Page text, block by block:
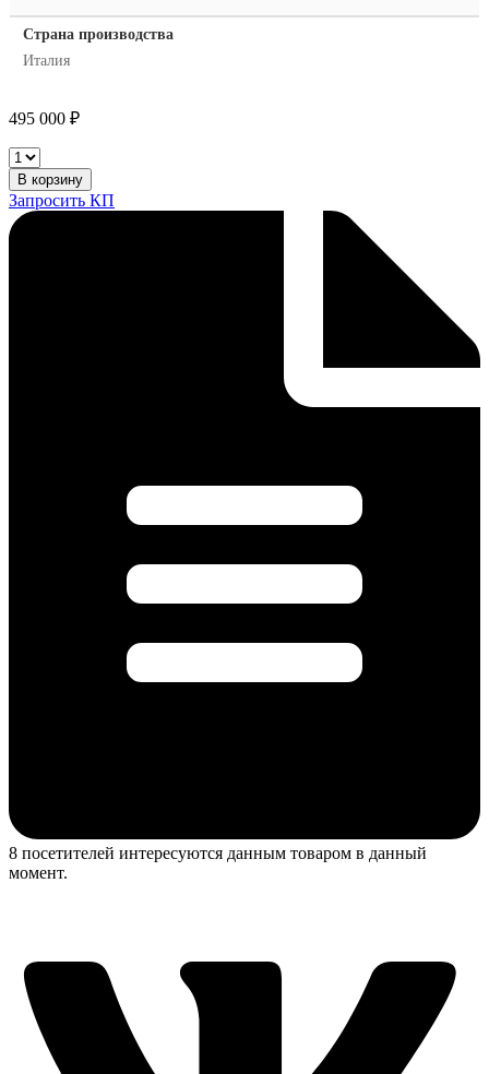
Страна производства
Италия
495 000 ₽
Selco
Genesis
352
PME
количество
В корзину
Запросить КП
8 посетителей интересуются данным товаром в данный
момент.